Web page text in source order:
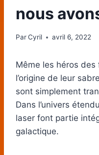
nous
ParCyril avril 6, 2022
Même les héros
l’origine de leur
sont simplement
Dans l’univers
laser font partie
galactique.